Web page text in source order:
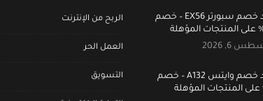
كود خصم سبورتر EX56 – خصم
6, 2026
كود خصم وايتس A132 – خصم
الربح من الإنترنت
العمل الحر
التسويق